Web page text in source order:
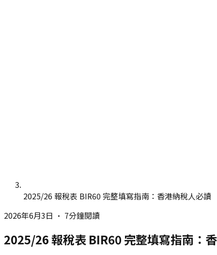
2025/26 報稅表 BIR60 完整填寫指南：香港納稅人必讀
2026年6月3日 • 7分鐘閱讀
2025/26 報稅表 BIR60 完整填寫指南：